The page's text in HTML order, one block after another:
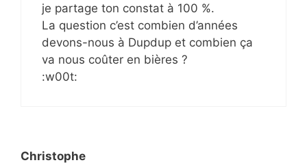
je partage ton constat à 100 %.
La question c’est combien d’années
devons-nous à Dupdup et combien ça
va nous coûter en bières ?
:w00t:
Christophe